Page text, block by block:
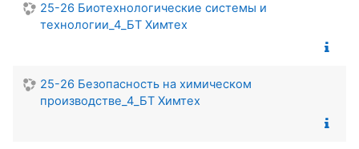
25-26 Биотехнологические системы и
технологии_4_БТ Химтех
25-26 Безопасность на химическом
производстве_4_БТ Химтех